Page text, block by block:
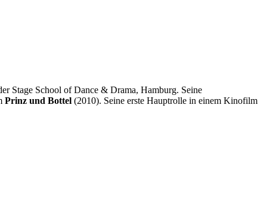
Stage School of Dance & Drama, Hamburg. Seine
Prinz und Bottel (2010). Seine erste Hauptrolle in einem Kinofilm